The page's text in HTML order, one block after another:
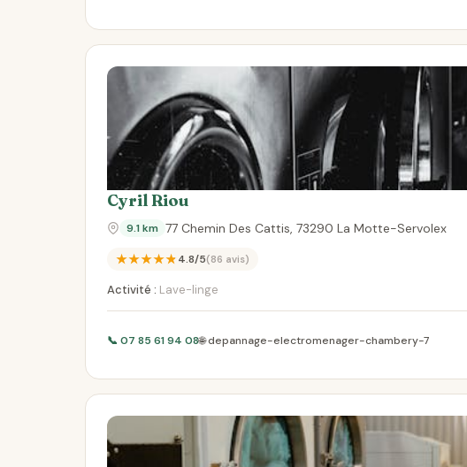
Cyril Riou
9.1 km 77 Chemin Des Cattis, 73290 La Motte-Servolex
★★★★★4.8/5(86 avis)
Activité : Lave-linge
📞 07 85 61 94 08🌐 depannage-electromenager-chambery-7